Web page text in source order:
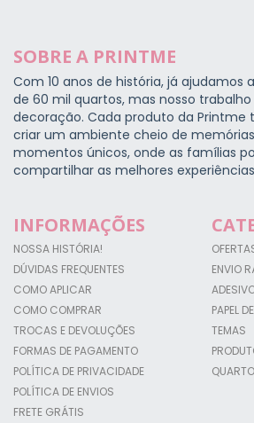
SOBRE A PRINTME
Com 10 anos de história, já ajudamos
de 60 mil quartos, mas nosso
decoração. Cada produto da Printme
criar um ambiente cheio de
momentos únicos, onde as famílias
compartilhar as melhores
INFORMAÇÕES
NOSSA HISTÓRIA!
DÚVIDAS FREQUENTES
COMO APLICAR
COMO COMPRAR
TROCAS E DEVOLUÇÕES
FORMAS DE PAGAMENTO
POLÍTICA DE PRIVACIDADE
POLÍTICA DE ENVIOS
FRETE GRÁTIS
ENVIO
PAPEL
TEMAS